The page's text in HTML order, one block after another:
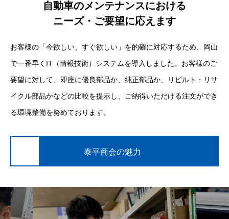
自動車のメンテナンスにおける
ニーズ・ご要望に応えます
お客様の「今欲しい、すぐ欲しい」を的確に対応するため、岡山
で一番早くIT（情報技術）システムを導入しました。お客様のご
要望に対して、即座に優良部品か、純正部品か、リビルト・リサ
イクル部品かなどの比較を提示し、ご納得いただける注文ができ
る環境整備を努めております。
泰平商会の魅力